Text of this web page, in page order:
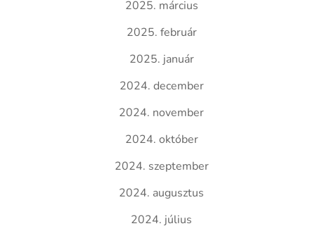
2025. március
2025. február
2025. január
2024. december
2024. november
2024. október
2024. szeptember
2024. augusztus
2024. július